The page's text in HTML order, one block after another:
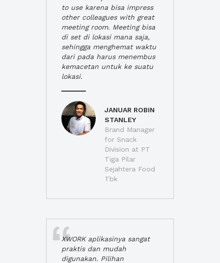
to use karena bisa impress
other colleagues with great
meeting room. Meeting bisa
di set di lokasi mana saja,
sehingga menghemat waktu
dari pada harus menembus
kemacetan untuk ke suatu
lokasi.
JANUAR ROBIN
STANLEY
Brand Manager
for Snack
Division at PT
Tiga Pilar
Sejahtera Food
Tbk
XWORK aplikasinya sangat
praktis dan mudah
digunakan. Pilihan